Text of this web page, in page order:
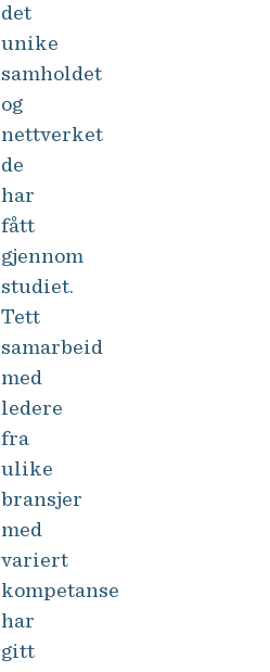
det
unike
samholdet
og
nettverket
de
har
fått
gjennom
studiet.
Tett
samarbeid
med
ledere
fra
ulike
bransjer
med
variert
kompetanse
har
gitt